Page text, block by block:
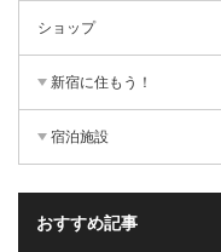
ショップ
新宿に住もう！
宿泊施設
おすすめ記事